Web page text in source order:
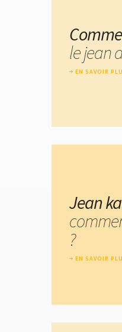
le jean
EN SAVOIR
Jean
?
EN SAVOIR